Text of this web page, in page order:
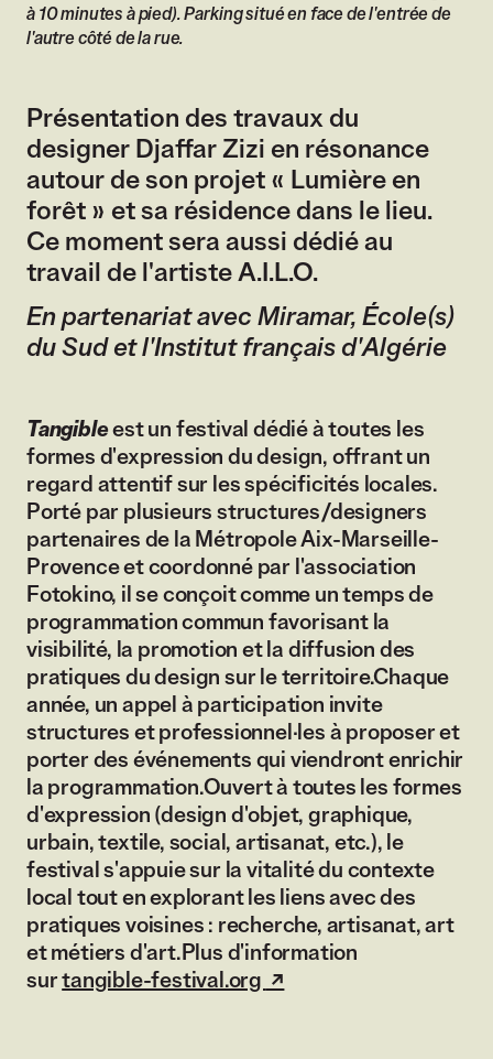
à 10 minutes à pied). Parking situé en face de l'entrée de
l'autre côté de la rue.
Présentation des travaux du
designer Djaffar Zizi en résonance
autour de son projet « Lumière en
forêt » et sa résidence dans le lieu.
Ce moment sera aussi dédié au
travail de l'artiste A.I.L.O.
En partenariat avec Miramar, École(s)
du Sud et l'Institut français d'Algérie
Tangibleest un festival dédié à toutes les
formes d'expression du design, offrant un
regard attentif sur les spécificités locales.
Porté par plusieurs structures/designers
partenaires de la Métropole Aix-Marseille-
Provence et coordonné par l'association
Fotokino, il se conçoit comme un temps de
programmation commun favorisant la
visibilité, la promotion et la diffusion des
pratiques du design sur le territoire.Chaque
année, un appel à participation invite
structures et professionnel·les à proposer et
porter des événements qui viendront enrichir
la programmation.Ouvert à toutes les formes
d'expression (design d'objet, graphique,
urbain, textile, social, artisanat, etc.), le
festival s'appuie sur la vitalité du contexte
local tout en explorant les liens avec des
pratiques voisines : recherche, artisanat, art
et métiers d'art.Plus d'information
surtangible-festival.org (lien externe)